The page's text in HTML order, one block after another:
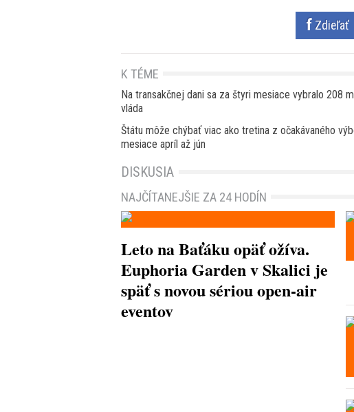
Zdieľať
K TÉME
Na transakčnej dani sa za štyri mesiace vybralo 208
vláda
Štátu môže chýbať viac ako tretina z očakávaného
mesiace apríl až jún
DISKUSIA
NAJČÍTANEJŠIE ZA 24 HODÍN
Leto na Baťáku opäť ožíva.
Euphoria Garden v Skalici je
späť s novou sériou open-air
eventov